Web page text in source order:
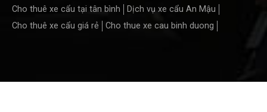
Cho thuê xe cẩu tại tân bình
Dịch vụ xe cẩu An Mậu
Cho thuê xe cẩu giá rẻ
Cho thue xe cau binh duong